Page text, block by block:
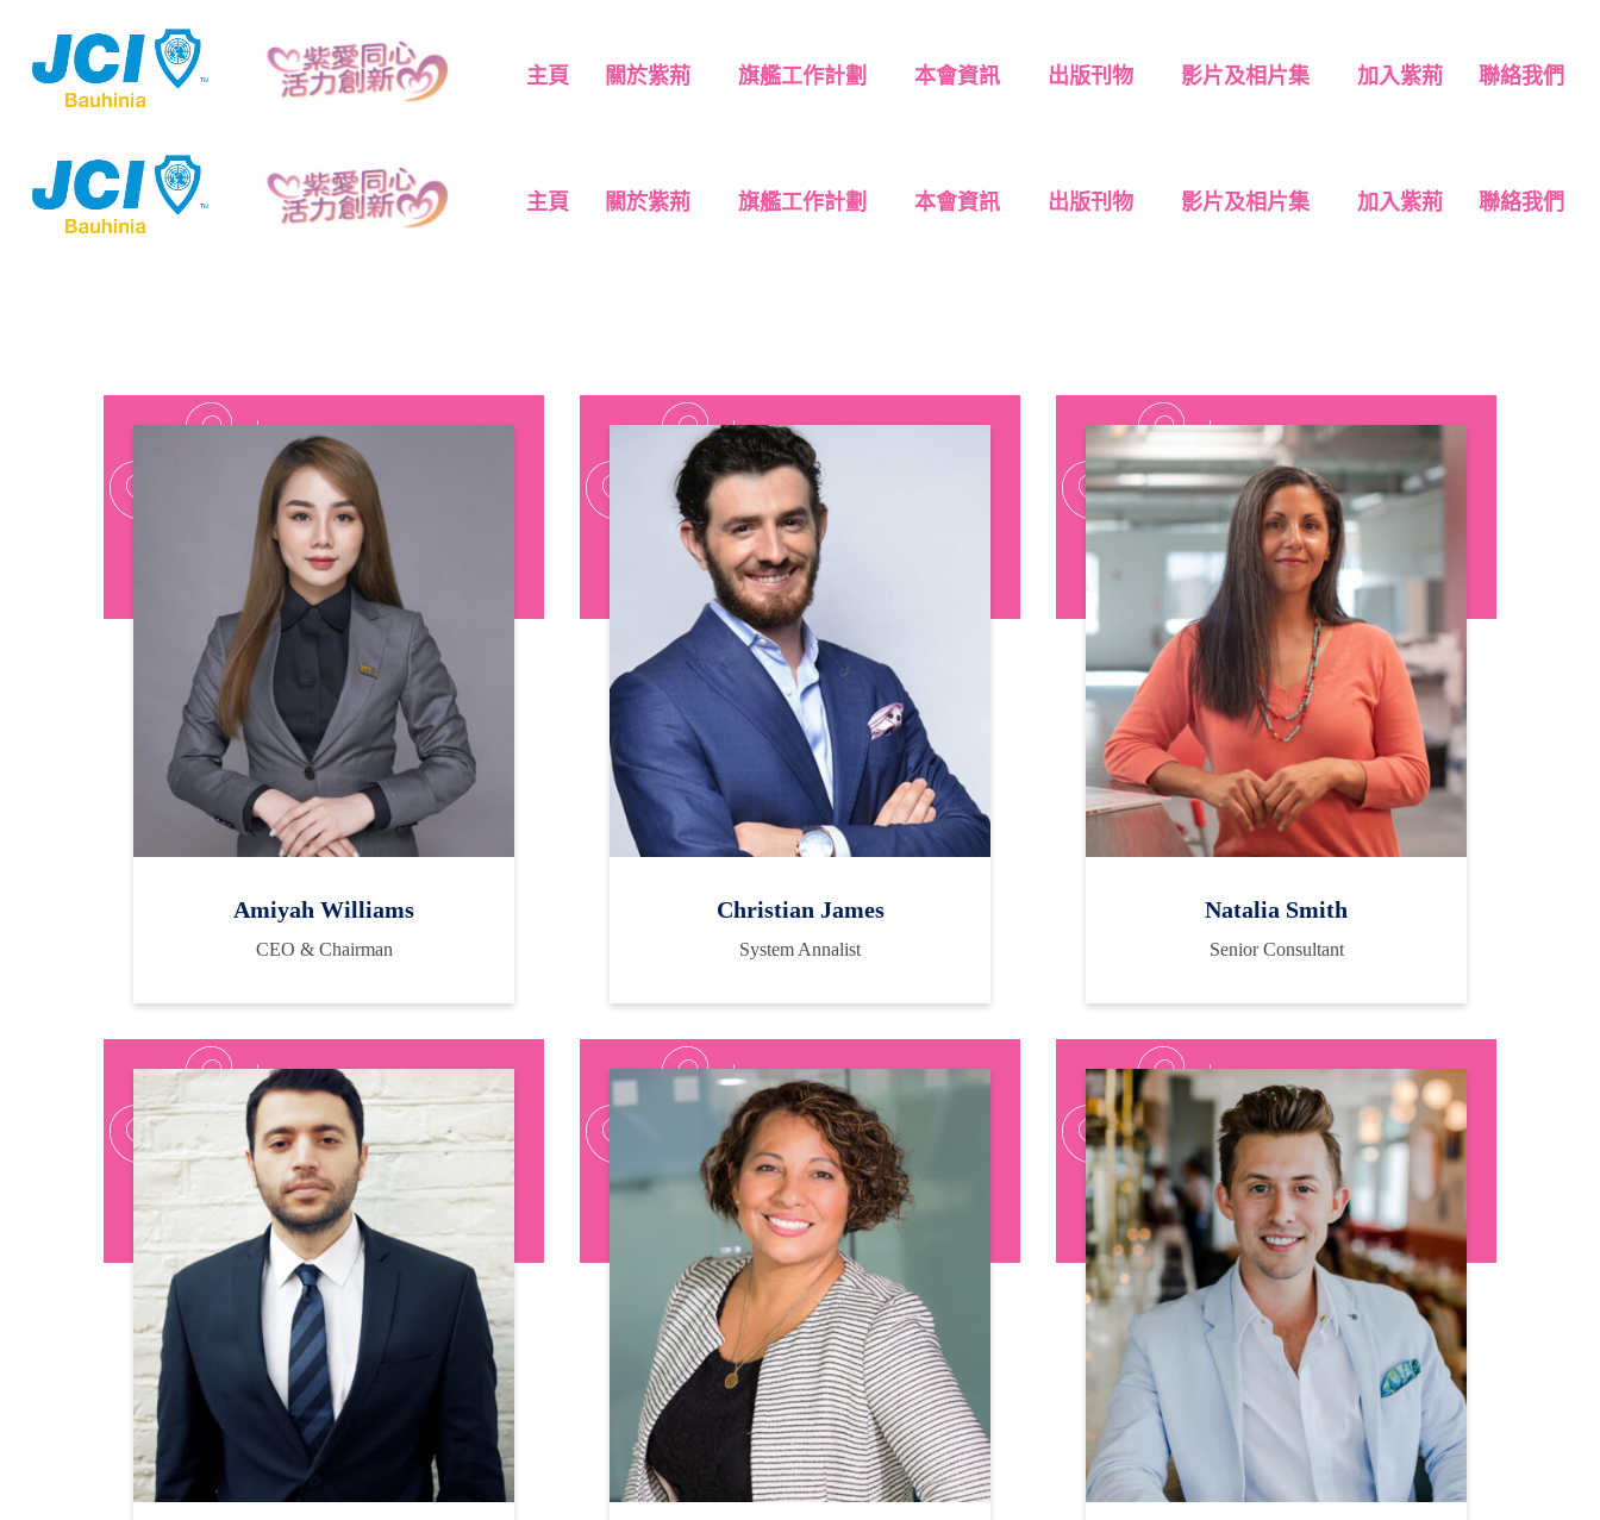
主頁 關於紫荊 旗艦工作計劃 本會資訊 出版刊物 影片及相片集 加入紫荊 聯絡我們
主頁 關於紫荊 旗艦工作計劃 本會資訊 出版刊物 影片及相片集 加入紫荊 聯絡我們
Amiyah Williams
CEO & Chairman
Christian James
System Annalist
Natalia Smith
Senior Consultant